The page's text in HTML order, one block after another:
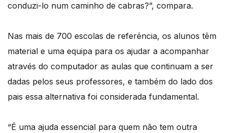
conduzi-lo num caminho de cabras?”, compara.
Nas mais de 700 escolas de referência, os alunos têm
material e uma equipa para os ajudar a acompanhar
através do computador as aulas que continuam a ser
dadas pelos seus professores, e também do lado dos
pais essa alternativa foi considerada fundamental.
“É uma ajuda essencial para quem não tem outra